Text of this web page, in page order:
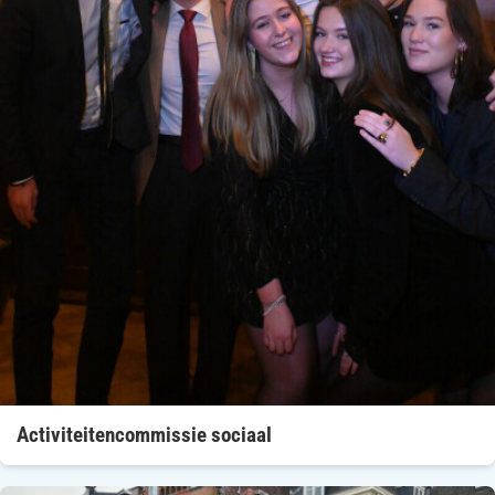
Activiteitencommissie sociaal